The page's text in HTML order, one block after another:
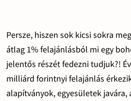
Persze, hiszen sok kicsi sokra
átlag 1% felajánlásból mi egy
jelentős részét fedezni tudjuk?!
milliárd forintnyi felajánlás
alapítványok, egyesületek javára,